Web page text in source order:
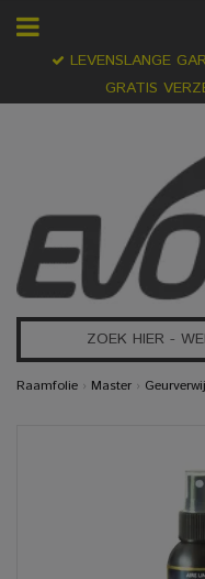
GRATIS
LEVENSLANGE
Raamfolie › Master ›